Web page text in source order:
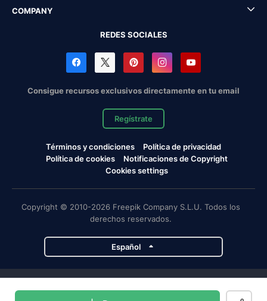
COMPANY
REDES SOCIALES
Consigue recursos exclusivos directamente en tu email
Regístrate
Términos y condiciones
Política de privacidad
Política de cookies
Notificaciones de Copyright
Cookies settings
Copyright © 2010-2026 Freepik Company S.L.U. Todos los
derechos reservados.
Español